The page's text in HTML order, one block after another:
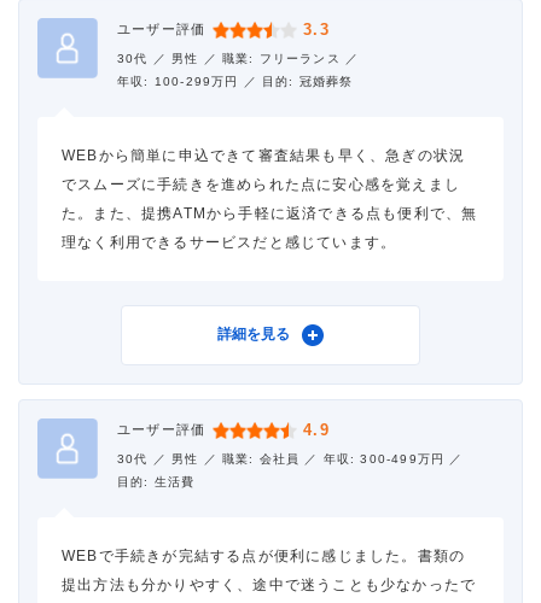
ユーザー評価 3.3
30代 ／ 男性 ／ 職業: フリーランス ／
年収: 100-299万円 ／
目的: 冠婚葬祭
WEBから簡単に申込できて審査結果も早く、急ぎの状況
でスムーズに手続きを進められた点に安心感を覚えまし
た。また、提携ATMから手軽に返済できる点も便利で、無
理なく利用できるサービスだと感じています。
アムザ
金利 年18.0%
借入事実の把握 誰も知らない
詳細を見る
ユーザー評価 4.9
30代 ／ 男性 ／ 職業: 会社員 ／
年収: 300-499万円 ／
目的: 生活費
WEBで手続きが完結する点が便利に感じました。書類の
提出方法も分かりやすく、途中で迷うことも少なかったで